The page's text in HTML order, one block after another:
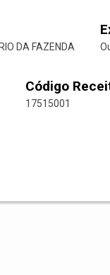
DA FAZENDA
Código
17515001